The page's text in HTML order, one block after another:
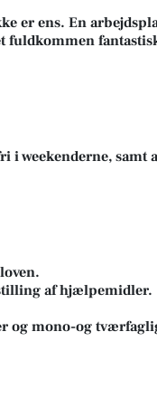
er ens. En
fuldkommen
i weekenderne, samt
af hjælpemidler.
og mono-og
Åbn opslaget